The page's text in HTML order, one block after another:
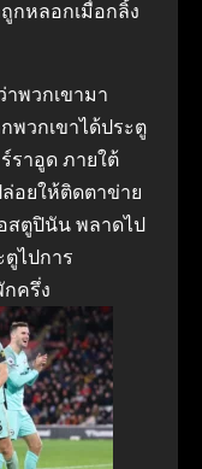
กหลอกเมื่อกลิ้ง
พวกเขามา
พวกเขาได้ประตู
ราอูด ภายใต้
อยให้ติดตาข่าย
สตูปินัน พลาดไป
ไปการ
กครึ่ง